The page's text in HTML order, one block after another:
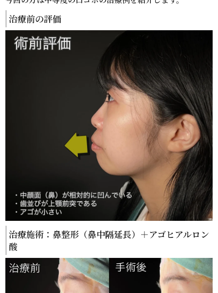
治療前の評価
治療施術：鼻整形（鼻中隔延長）＋アゴヒアルロン
酸